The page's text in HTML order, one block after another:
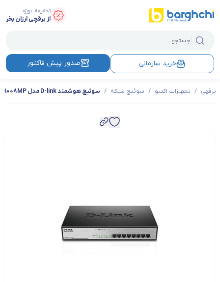
تخفیفات ویژه
از برقچی ارزان بخر
خرید سازمانی صدور پیش فاکتور
برقچی / تجهیزات اکتیو / سوئیچ شبکه / سوئیچ هوشمند D-link مدل DGS-1008MP